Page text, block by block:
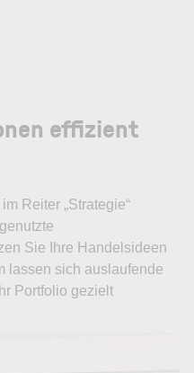
effizient
Reiter „Strategie“
Sie Ihre Handelsideen
lassen sich auslaufende
Portfolio gezielt